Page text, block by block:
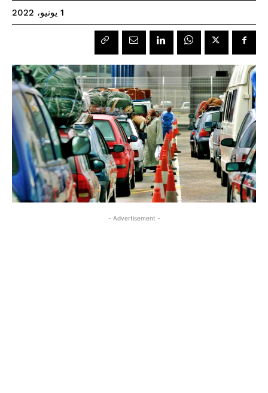
1 يونيو، 2022
- Advertisement -